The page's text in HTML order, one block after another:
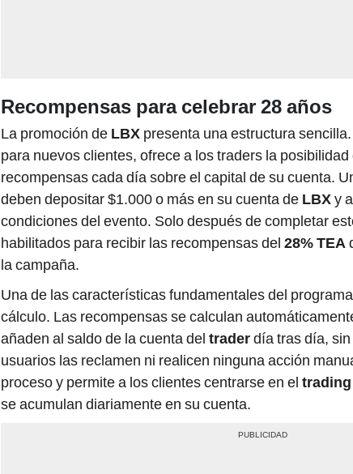
Recompensas para celebrar 28 años
La promoción de LBX presenta una estructura
para nuevos clientes, ofrece a los traders la
recompensas cada día sobre el capital de su cuenta.
deben depositar $1.000 o más en su cuenta de LBXy
condiciones del evento. Solo después de completar
habilitados para recibir las recompensas del 28% TEA
la campaña.
Una de las características fundamentales del
cálculo. Las recompensas se calculan
añaden al saldo de la cuenta del traderdía tras día,
usuarios las reclamen ni realicen ninguna acción
proceso y permite a los clientes centrarse en el trading
se acumulan diariamente en su cuenta.